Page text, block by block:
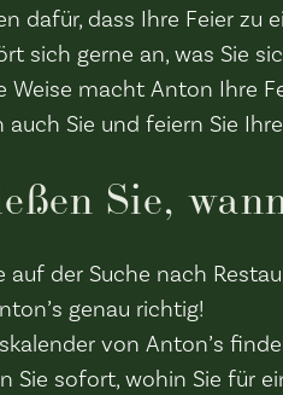
dafür, dass Ihre Feier zu
sich gerne an, was Sie
Weise macht Anton Ihre
auch Sie und feiern Sie
Sie,
auf der Suche nach
genau richtig!
von Anton’s
Sie sofort, wohin Sie für